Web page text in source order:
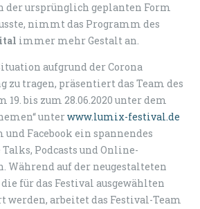
ursprünglich geplanten Form
nimmt das Programm des
immer mehr Gestalt an.
aufgrund der Corona
zu tragen, präsentiert das Team des
bis zum 28.06.2020 unter dem
unterwww.lumix-festival.de
Facebook ein spannendes
Podcasts und Online-
Während auf der neugestalteten
für das Festival ausgewählten
werden, arbeitet das Festival-Team